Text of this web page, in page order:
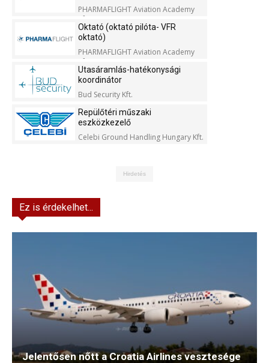
PHARMAFLIGHT Aviation Academy
Kft.
Oktató (oktató pilóta- VFR
oktató)
PHARMAFLIGHT Aviation Academy
Kft.
Utasáramlás-hatékonysági
koordinátor
Bud Security Kft.
Repülőtéri műszaki
eszközkezelő
Celebi Ground Handling Hungary Kft.
Hirdetés
Ez is érdekelhet...
Jelentősen nőtt a Croatia Airlines vesztesége